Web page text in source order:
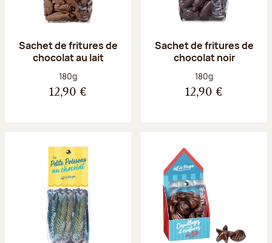
Sachet de fritures de
chocolat au lait
Poids net :
180g
12,90 €
Sachet de fritures de
chocolat noir
Poids net :
180g
12,90 €